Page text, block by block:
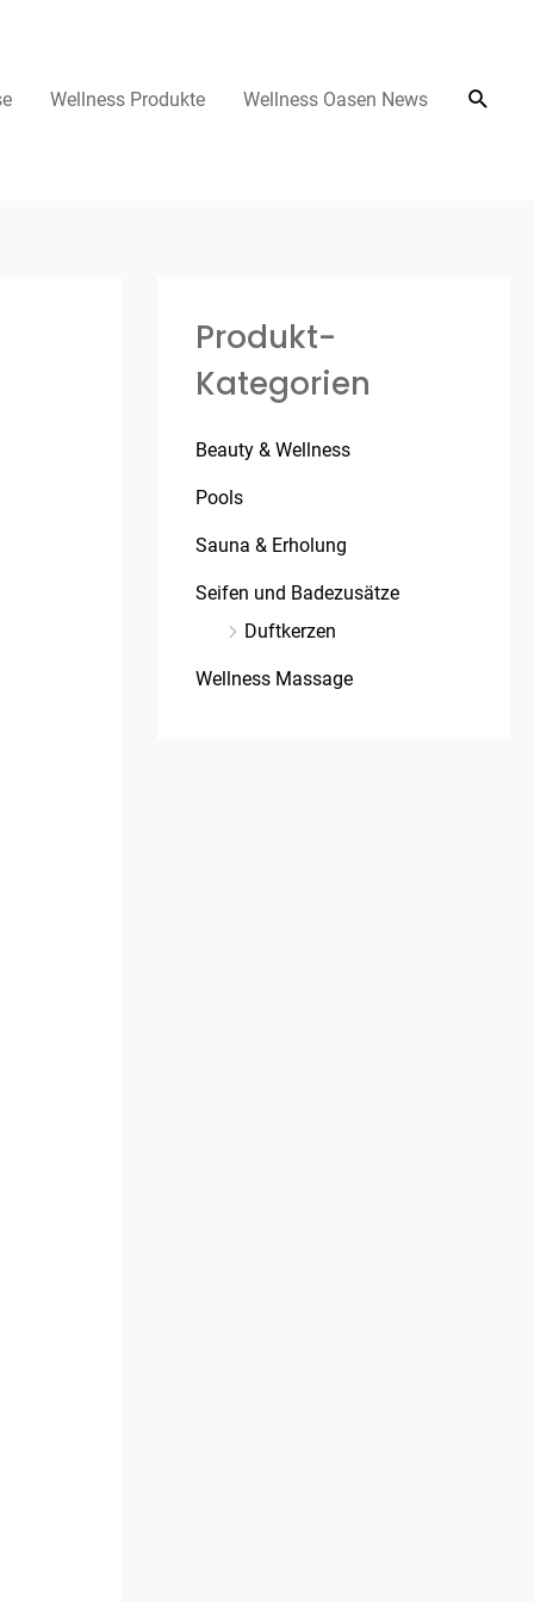
Wellness Produkte Wellness Oasen News
Produkt-
Kategorien
Beauty & Wellness
Pools
Sauna & Erholung
Seifen und Badezusätze
Duftkerzen
Wellness Massage